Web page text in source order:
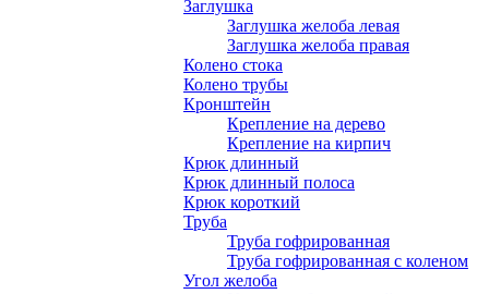
Заглушка
Заглушка желоба левая
Заглушка желоба правая
Колено стока
Колено трубы
Кронштейн
Крепление на дерево
Крепление на кирпич
Крюк длинный
Крюк длинный полоса
Крюк короткий
Труба
Труба гофрированная
Труба гофрированная с коленом
Угол желоба